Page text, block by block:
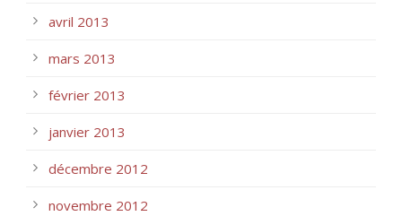
avril 2013
mars 2013
février 2013
janvier 2013
décembre 2012
novembre 2012